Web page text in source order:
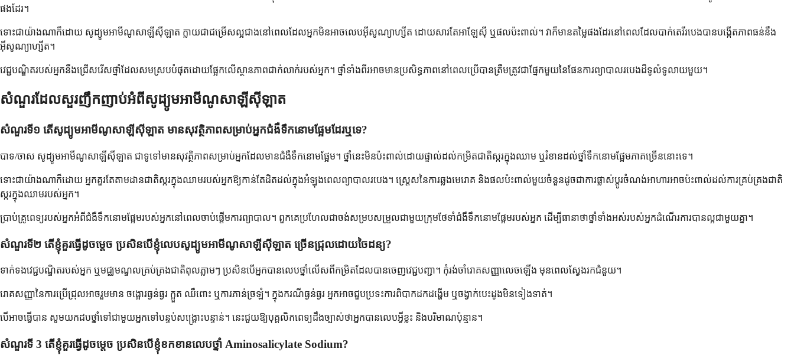
ផងដែរ។
ទោះជាយ៉ាងណាក៏ដោយ សូដ្យូមអាមីណូសាឡីស៊ីឡាត ក្លាយជាជម្រើសល្អជាងនៅពេលដែលអ្នកមិនអាចលេបអ៊ីសូណ្យាហ្សីត ដោយសារតែអាឡែស៊ី ឬផលប៉ះពាល់។ វាក៏មានតម្លៃផងដែរនៅពេលដែលបាក់តេរីរបេងបានបង្កើតភាពធន់នឹង
អ៊ីសូណ្យាហ្សីត។
វេជ្ជបណ្ឌិតរបស់អ្នកនឹងជ្រើសរើសថ្នាំដែលសមស្របបំផុតដោយផ្អែកលើស្ថានភាពជាក់លាក់របស់អ្នក។ ថ្នាំទាំងពីរអាចមានប្រសិទ្ធភាពនៅពេលប្រើបានត្រឹមត្រូវជាផ្នែកមួយនៃផែនការព្យាបាលរបេងដ៏ទូលំទូលាយមួយ។
សំណួរដែលសួរញឹកញាប់អំពីសូដ្យូមអាមីណូសាឡីស៊ីឡាត
សំណួរទី១ តើសូដ្យូមអាមីណូសាឡីស៊ីឡាត មានសុវត្ថិភាពសម្រាប់អ្នកជំងឺទឹកនោមផ្អែមដែរឬទេ?
បាទ/ចាស សូដ្យូមអាមីណូសាឡីស៊ីឡាត ជាទូទៅមានសុវត្ថិភាពសម្រាប់អ្នកដែលមានជំងឺទឹកនោមផ្អែម។ ថ្នាំនេះមិនប៉ះពាល់ដោយផ្ទាល់ដល់កម្រិតជាតិស្ករក្នុងឈាម ឬរំខានដល់ថ្នាំទឹកនោមផ្អែមភាគច្រើននោះទេ។
ទោះជាយ៉ាងណាក៏ដោយ អ្នកគួរតែតាមដានជាតិស្ករក្នុងឈាមរបស់អ្នកឱ្យកាន់តែដិតដល់ក្នុងអំឡុងពេលព្យាបាលរបេង។ ស្ត្រេសនៃការឆ្លងមេរោគ និងផលប៉ះពាល់មួយចំនួនដូចជាការផ្លាស់ប្តូរចំណង់អាហារអាចប៉ះពាល់ដល់ការគ្រប់គ្រងជាតិ
ស្ករក្នុងឈាមរបស់អ្នក។
ប្រាប់គ្រូពេទ្យរបស់អ្នកអំពីជំងឺទឹកនោមផ្អែមរបស់អ្នកនៅពេលចាប់ផ្តើមការព្យាបាល។ ពួកគេប្រហែលជាចង់សម្របសម្រួលជាមួយក្រុមថែទាំជំងឺទឹកនោមផ្អែមរបស់អ្នក ដើម្បីធានាថាថ្នាំទាំងអស់របស់អ្នកដំណើរការបានល្អជាមួយគ្នា។
សំណួរទី២ តើខ្ញុំគួរធ្វើដូចម្តេច ប្រសិនបើខ្ញុំលេបសូដ្យូមអាមីណូសាឡីស៊ីឡាត ច្រើនជ្រុលដោយចៃដន្យ?
ទាក់ទងវេជ្ជបណ្ឌិតរបស់អ្នក ឬមជ្ឈមណ្ឌលគ្រប់គ្រងជាតិពុលភ្លាមៗ ប្រសិនបើអ្នកបានលេបថ្នាំលើសពីកម្រិតដែលបានចេញវេជ្ជបញ្ជា។ កុំរង់ចាំរោគសញ្ញាលេចឡើង មុនពេលស្វែងរកជំនួយ។
រោគសញ្ញានៃការប្រើជ្រុលអាចរួមមាន ចង្អោរធ្ងន់ធ្ងរ ក្អួត ឈឺពោះ ឬការភាន់ច្រឡំ។ ក្នុងករណីធ្ងន់ធ្ងរ អ្នកអាចជួបប្រទះការពិបាកដកដង្ហើម ឬចង្វាក់បេះដូងមិនទៀងទាត់។
បើអាចធ្វើបាន សូមយកដបថ្នាំទៅជាមួយអ្នកទៅបន្ទប់សង្គ្រោះបន្ទាន់។ នេះជួយឱ្យបុគ្គលិកពេទ្យដឹងច្បាស់ថាអ្នកបានលេបអ្វីខ្លះ និងបរិមាណប៉ុន្មាន។
សំណួរទី 3 តើខ្ញុំគួរធ្វើដូចម្តេច ប្រសិនបើខ្ញុំខកខានលេបថ្នាំ Aminosalicylate Sodium?